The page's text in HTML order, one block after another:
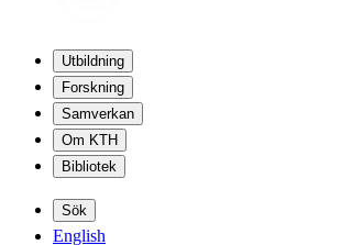
Utbildning
Forskning
Samverkan
Om KTH
Bibliotek
Sök
English